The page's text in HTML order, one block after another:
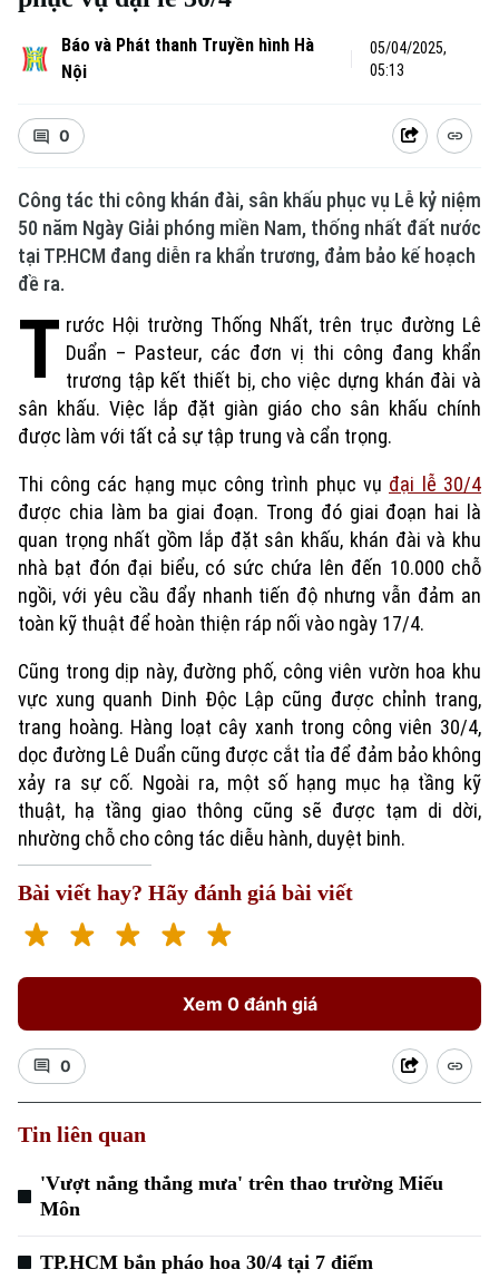
Xu hướng
Báo và Phát thanh Truyền hình Hà
Nội
05/04/2025,
05:13
0
Công tác thi công khán đài, sân khấu phục vụ Lễ kỷ niệm
50 năm Ngày Giải phóng miền Nam, thống nhất đất nước
tại TP.HCM đang diễn ra khẩn trương, đảm bảo kế hoạch
đề ra.
T rước Hội trường Thống Nhất, trên trục đường Lê
Duẩn – Pasteur, các đơn vị thi công đang khẩn
trương tập kết thiết bị, cho việc dựng khán đài và
sân khấu. Việc lắp đặt giàn giáo cho sân khấu chính
được làm với tất cả sự tập trung và cẩn trọng.
Thi công các hạng mục công trình phục vụ đại lễ 30/4
được chia làm ba giai đoạn. Trong đó giai đoạn hai là
quan trọng nhất gồm lắp đặt sân khấu, khán đài và khu
nhà bạt đón đại biểu, có sức chứa lên đến 10.000 chỗ
ngồi, với yêu cầu đẩy nhanh tiến độ nhưng vẫn đảm an
toàn kỹ thuật để hoàn thiện ráp nối vào ngày 17/4.
Cũng trong dịp này, đường phố, công viên vườn hoa khu
vực xung quanh Dinh Độc Lập cũng được chỉnh trang,
trang hoàng. Hàng loạt cây xanh trong công viên 30/4,
dọc đường Lê Duẩn cũng được cắt tỉa để đảm bảo không
xảy ra sự cố. Ngoài ra, một số hạng mục hạ tầng kỹ
thuật, hạ tầng giao thông cũng sẽ được tạm di dời,
nhường chỗ cho công tác diễu hành, duyệt binh.
Bài viết hay? Hãy đánh giá bài viết
Xem 0 đánh giá
0
Tin liên quan
'Vượt nắng thắng mưa' trên thao trường Miếu
Môn
TP.HCM bắn pháo hoa 30/4 tại 7 điểm